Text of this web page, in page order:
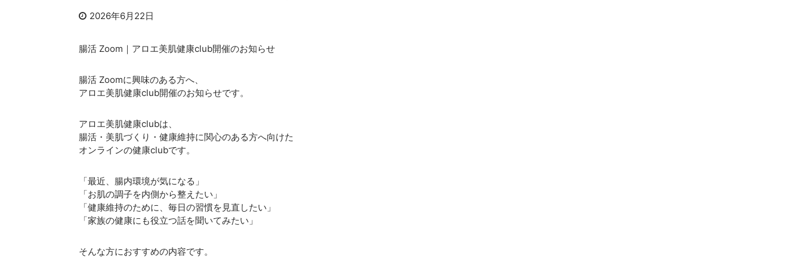
2026年6月22日
腸活 Zoom｜アロエ美肌健康club開催のお知らせ
腸活 Zoomに興味のある方へ、
アロエ美肌健康club開催のお知らせです。
アロエ美肌健康clubは、
腸活・美肌づくり・健康維持に関心のある方へ向けた
オンラインの健康clubです。
「最近、腸内環境が気になる」
「お肌の調子を内側から整えたい」
「健康維持のために、毎日の習慣を見直したい」
「家族の健康にも役立つ話を聞いてみたい」
そんな方におすすめの内容です。